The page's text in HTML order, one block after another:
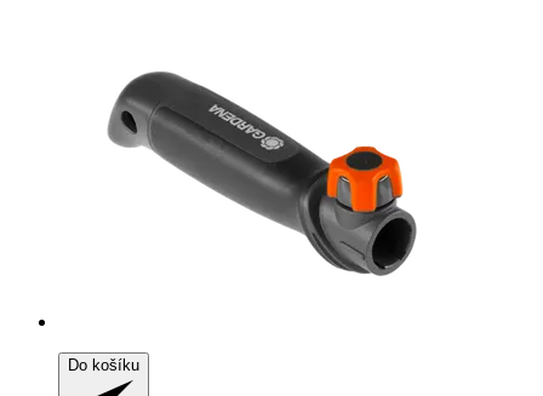
Do košíku